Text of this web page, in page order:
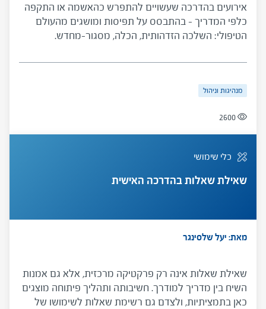
אירועים בהדרכה שעשויים להתפרש כהאשמה או התקפה
כלפי המדריך – בהתבסס על תפיסות ומושגים מהעולם
הטיפולי: השלכה הזדהותית, הכלה, מסגור-מחדש.
ההבנה ושלב ההתערבות. בשלב ההבנה המדריך מונחה
המסר הסמוי בדבריו. בשלב ההתערבות המדריך ישתמש
למודרך זוית ראיה חדשה שתסייע לו להתמודד עם הקשיים
ולצמוח מתוכם.
מנהיגות וניהול
2600
כלי שימושי
שאילת שאלות בהדרכה האישית
מאת: יעל שלסינגר
שאילת שאלות אינה רק פרקטיקה מרכזית, אלא גם אמנות
השיח בין מדריך למודרך. חשיבותה ותהליך פיתוחה מוצגים
כאן בתמציתיות, ולצדם גם רשימת שאלות לשימושו של